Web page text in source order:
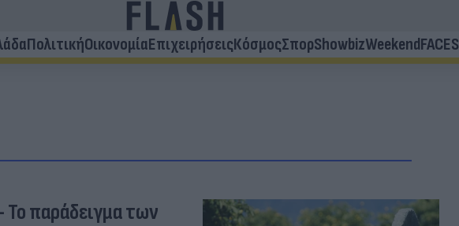
ΠολιτικήΟικονομίαΕπιχειρήσειςΚόσμοςΣπορShowbizWeekendFACES
Το παράδειγμα των